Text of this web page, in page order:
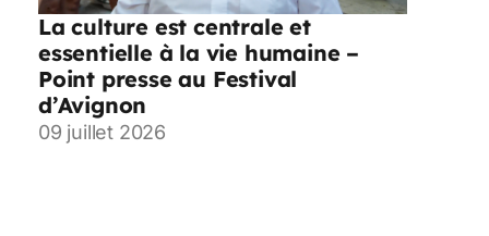
La culture est centrale et
essentielle à la vie humaine –
Point presse au Festival
d’Avignon
09 juillet 2026